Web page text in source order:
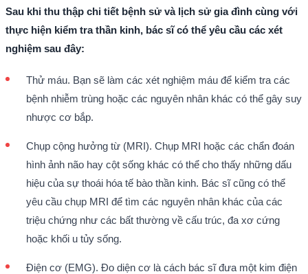
Sau khi thu thập chi tiết bệnh sử và lịch sử gia đình cùng với
thực hiện kiểm tra thần kinh, bác sĩ có thể yêu cầu các xét
nghiệm sau đây:
Thử máu. Bạn sẽ làm các xét nghiệm máu để kiểm tra các
bệnh nhiễm trùng hoặc các nguyên nhân khác có thể gây suy
nhược cơ bắp.
Chụp cộng hưởng từ (MRI). Chụp MRI hoặc các chẩn đoán
hình ảnh não hay cột sống khác có thể cho thấy những dấu
hiệu của sự thoái hóa tế bào thần kinh. Bác sĩ cũng có thể
yêu cầu chụp MRI để tìm các nguyên nhân khác của các
triệu chứng như các bất thường về cấu trúc, đa xơ cứng
hoặc khối u tủy sống.
Điện cơ (EMG). Đo diện cơ là cách bác sĩ đưa một kim điện